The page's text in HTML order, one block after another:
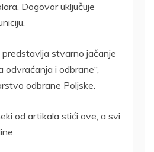
Dogovor uključuje
predstavlja stvarno jačanje
odvraćanja i odbrane“,
odbrane Poljske.
od artikala stići ove, a svi